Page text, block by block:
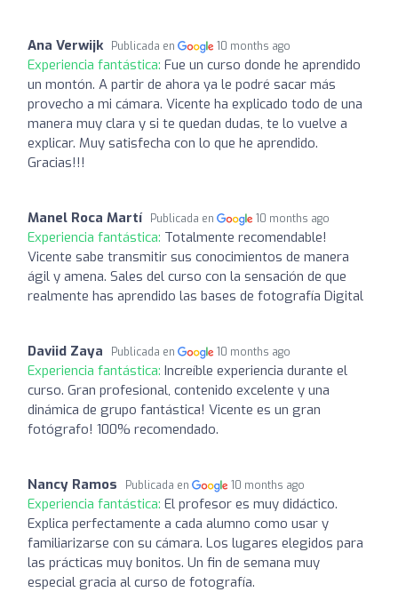
Ana Verwijk Publicada en 10 months ago
Experiencia fantástica: Fue un curso donde he aprendido
un montón. A partir de ahora ya le podré sacar más
provecho a mi cámara. Vicente ha explicado todo de una
manera muy clara y si te quedan dudas, te lo vuelve a
explicar. Muy satisfecha con lo que he aprendido.
Gracias!!!
Manel Roca Martí Publicada en 10 months ago
Experiencia fantástica: Totalmente recomendable!
Vicente sabe transmitir sus conocimientos de manera
ágil y amena. Sales del curso con la sensación de que
realmente has aprendido las bases de fotografía Digital
Daviid Zaya Publicada en 10 months ago
Experiencia fantástica: Increíble experiencia durante el
curso. Gran profesional, contenido excelente y una
dinámica de grupo fantástica! Vicente es un gran
fotógrafo! 100% recomendado.
Nancy Ramos Publicada en 10 months ago
Experiencia fantástica: El profesor es muy didáctico.
Explica perfectamente a cada alumno como usar y
familiarizarse con su cámara. Los lugares elegidos para
las prácticas muy bonitos. Un fin de semana muy
especial gracia al curso de fotografía.